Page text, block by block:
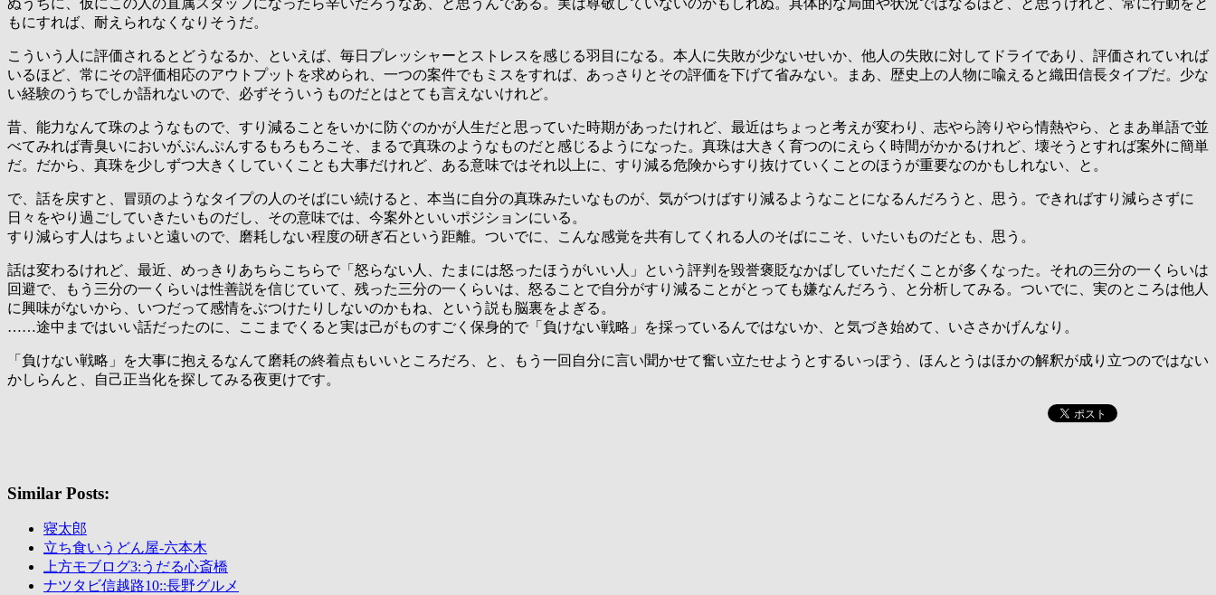
もにすれば、耐えられなくなりそうだ。
こういう人に評価されるとどうなるか、といえば、毎日プレッシャーとストレスを感じる羽目になる。本人に失敗が少ないせいか、他人の失敗に対してドライであり、評価されていれば
いるほど、常にその評価相応のアウトプットを求められ、一つの案件でもミスをすれば、あっさりとその評価を下げて省みない。まあ、歴史上の人物に喩えると織田信長タイプだ。少な
い経験のうちでしか語れないので、必ずそういうものだとはとても言えないけれど。
昔、能力なんて珠のようなもので、すり減ることをいかに防ぐのかが人生だと思っていた時期があったけれど、最近はちょっと考えが変わり、志やら誇りやら情熱やら、とまあ単語で並
べてみれば青臭いにおいがぷんぷんするもろもろこそ、まるで真珠のようなものだと感じるようになった。真珠は大きく育つのにえらく時間がかかるけれど、壊そうとすれば案外に簡単
だ。だから、真珠を少しずつ大きくしていくことも大事だけれど、ある意味ではそれ以上に、すり減る危険からすり抜けていくことのほうが重要なのかもしれない、と。
で、話を戻すと、冒頭のようなタイプの人のそばにい続けると、本当に自分の真珠みたいなものが、気がつけばすり減るようなことになるんだろうと、思う。できればすり減らさずに
日々をやり過ごしていきたいものだし、その意味では、今案外といいポジションにいる。
すり減らす人はちょいと遠いので、磨耗しない程度の研ぎ石という距離。ついでに、こんな感覚を共有してくれる人のそばにこそ、いたいものだとも、思う。
話は変わるけれど、最近、めっきりあちらこちらで「怒らない人、たまには怒ったほうがいい人」という評判を毀誉褒貶なかばしていただくことが多くなった。それの三分の一くらいは
回避で、もう三分の一くらいは性善説を信じていて、残った三分の一くらいは、怒ることで自分がすり減ることがとっても嫌なんだろう、と分析してみる。ついでに、実のところは他人
に興味がないから、いつだって感情をぶつけたりしないのかもね、という説も脳裏をよぎる。
……途中まではいい話だったのに、ここまでくると実は己がものすごく保身的で「負けない戦略」を採っているんではないか、と気づき始めて、いささかげんなり。
「負けない戦略」を大事に抱えるなんて磨耗の終着点もいいところだろ、と、もう一回自分に言い聞かせて奮い立たせようとするいっぽう、ほんとうはほかの解釈が成り立つのではない
かしらんと、自己正当化を探してみる夜更けです。
Similar Posts:
寝太郎
立ち食いうどん屋-六本木
上方モブログ3:うだる心斎橋
ナツタビ信越路10::長野グルメ